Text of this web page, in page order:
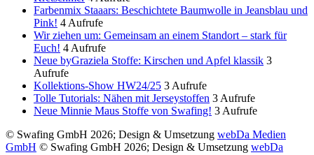
Farbenmix Staaars: Beschichtete Baumwolle in Jeansblau und
Pink! 4 Aufrufe
Wir ziehen um: Gemeinsam an einem Standort – stark für
Euch! 4 Aufrufe
Neue byGraziela Stoffe: Kirschen und Apfel klassik 3
Aufrufe
Kollektions-Show HW24/25 3 Aufrufe
Tolle Tutorials: Nähen mit Jerseystoffen 3 Aufrufe
Neue Minnie Maus Stoffe von Swafing! 3 Aufrufe
© Swafing GmbH 2026; Design & Umsetzung webDa Medien
GmbH © Swafing GmbH 2026; Design & Umsetzung webDa